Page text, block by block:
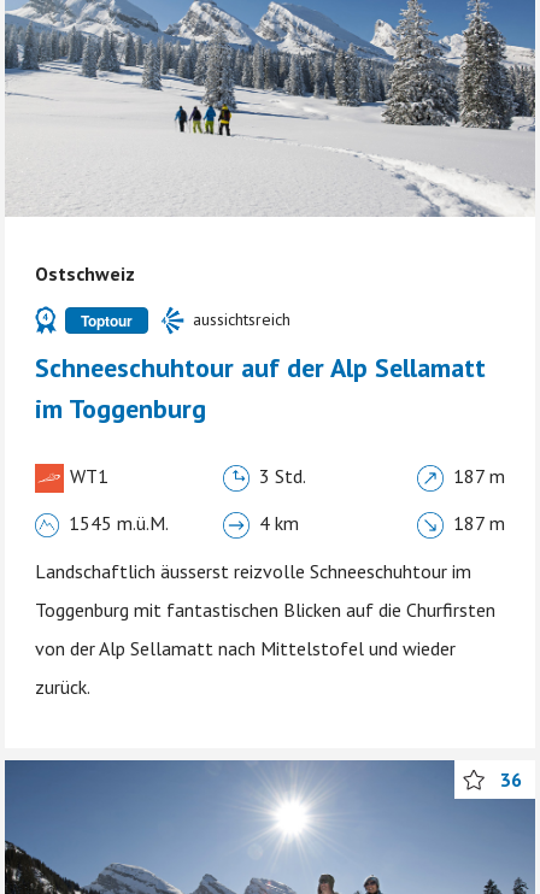
Ostschweiz
Toptour aussichtsreich
Schneeschuhtour auf der Alp Sellamatt
im Toggenburg
WT1 3 Std.
187 m
1545 m.ü.M.
4 km
187 m
Landschaftlich äusserst reizvolle Schneeschuhtour im
Toggenburg mit fantastischen Blicken auf die Churfirsten
von der Alp Sellamatt nach Mittelstofel und wieder
zurück.
36